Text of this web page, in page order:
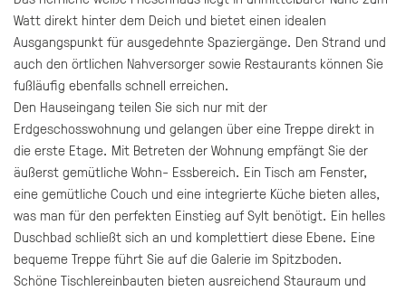
Watt direkt hinter dem Deich und bietet einen idealen
Ausgangspunkt für ausgedehnte Spaziergänge. Den Strand und
auch den örtlichen Nahversorger sowie Restaurants können Sie
fußläufig ebenfalls schnell erreichen.
Den Hauseingang teilen Sie sich nur mit der
Erdgeschosswohnung und gelangen über eine Treppe direkt in
die erste Etage. Mit Betreten der Wohnung empfängt Sie der
äußerst gemütliche Wohn- Essbereich. Ein Tisch am Fenster,
eine gemütliche Couch und eine integrierte Küche bieten alles,
was man für den perfekten Einstieg auf Sylt benötigt. Ein helles
Duschbad schließt sich an und komplettiert diese Ebene. Eine
bequeme Treppe führt Sie auf die Galerie im Spitzboden.
Schöne Tischlereinbauten bieten ausreichend Stauraum und